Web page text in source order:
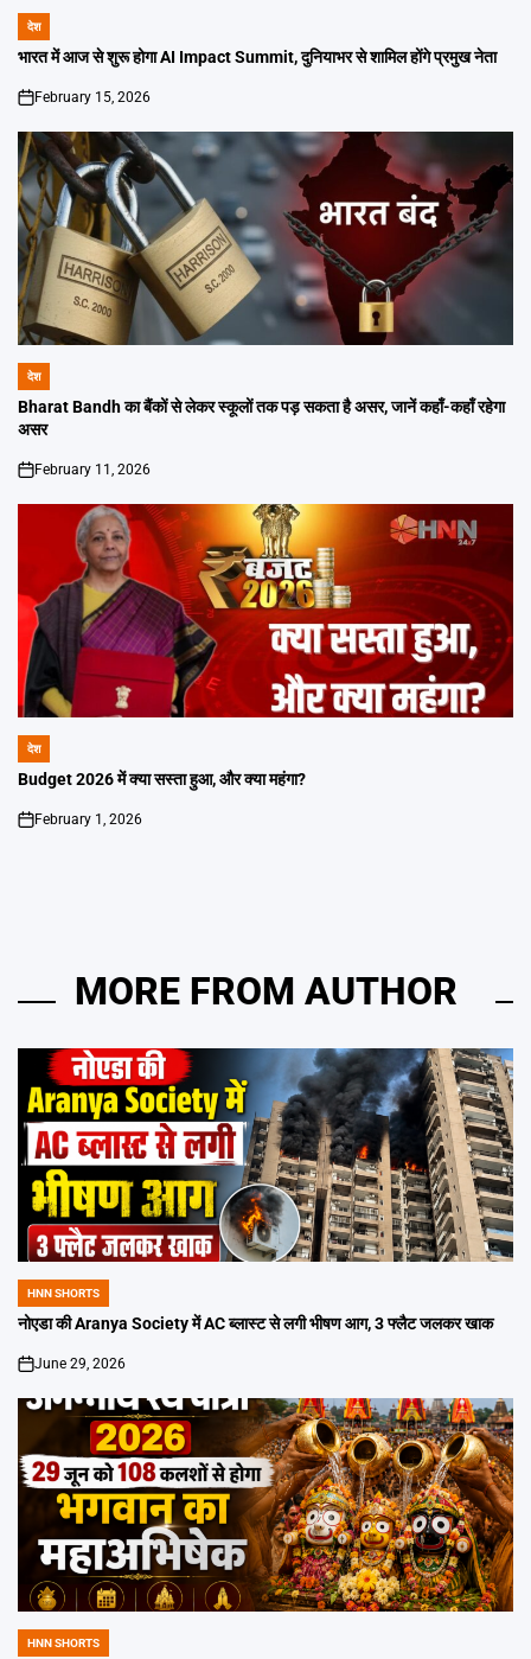
POSTED
IN
देश
भारत में आज से शुरू होगा AI Impact Summit, दुनियाभर से शामिल होंगे प्रमुख नेता
on
February 15, 2026
POSTED
IN
देश
Bharat Bandh का बैंकों से लेकर स्कूलों तक पड़ सकता है असर, जानें कहाँ-कहाँ रहेगा
असर
on
February 11, 2026
POSTED
IN
देश
Budget 2026 में क्या सस्ता हुआ, और क्या महंगा?
on
February 1, 2026
MORE FROM AUTHOR
POSTED
IN
HNN SHORTS
नोएडा की Aranya Society में AC ब्लास्ट से लगी भीषण आग, 3 फ्लैट जलकर खाक
on
June 29, 2026
POSTED
HNN SHORTS